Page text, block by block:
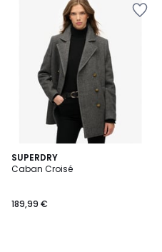
SUPERDRY
Caban Croisé
189,99 €
4,7
/ 5
2
Couleurs